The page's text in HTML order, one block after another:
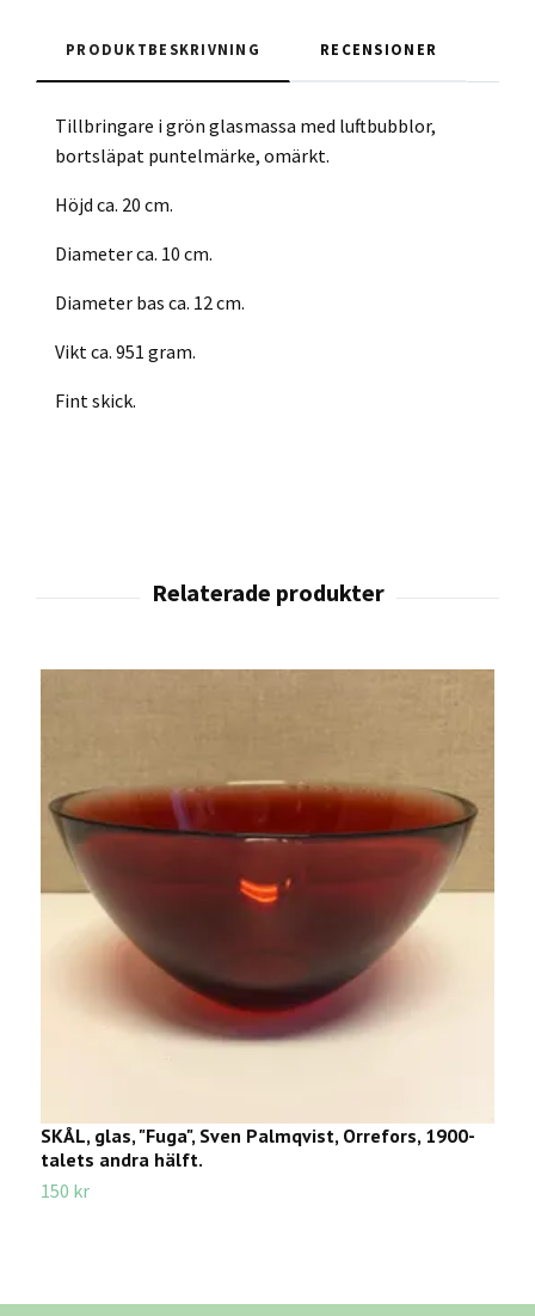
PRODUKTBESKRIVNING RECENSIONER
Tillbringare i grön glasmassa med luftbubblor,
bortsläpat puntelmärke, omärkt.
Höjd ca. 20 cm.
Diameter ca. 10 cm.
Diameter bas ca. 12 cm.
Vikt ca. 951 gram.
Fint skick.
SKÅL, glas, "Fuga", Sven Palmqvist, Orrefors, 1900-
talets andra hälft.
150 kr